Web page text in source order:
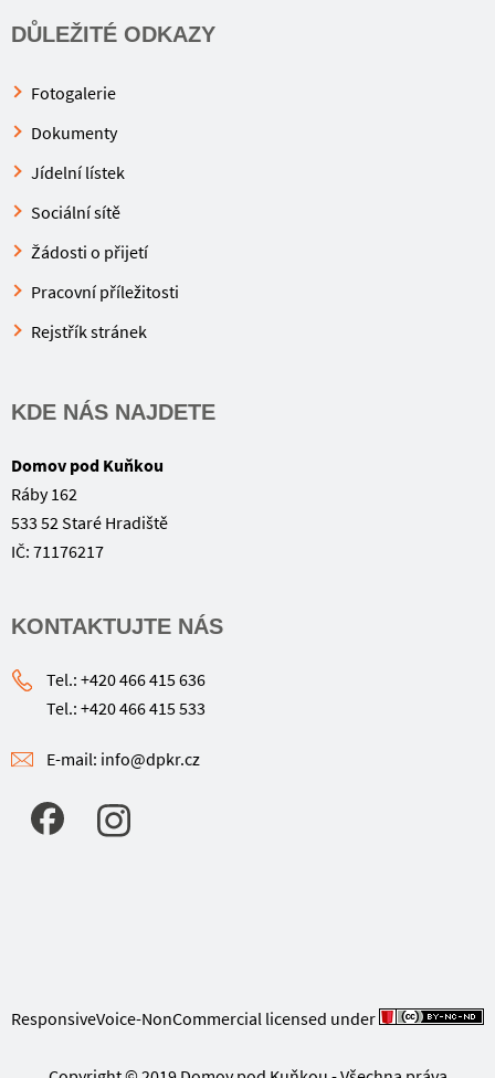
DŮLEŽITÉ ODKAZY
Fotogalerie
Dokumenty
Jídelní lístek
Sociální sítě
Žádosti o přijetí
Pracovní příležitosti
Rejstřík stránek
KDE NÁS NAJDETE
Domov pod Kuňkou
Ráby 162
533 52 Staré Hradiště
IČ: 71176217
KONTAKTUJTE NÁS
Tel.: +420 466 415 636
Tel.: +420 466 415 533
E-mail: info@dpkr.cz
ResponsiveVoice-NonCommercial licensed under